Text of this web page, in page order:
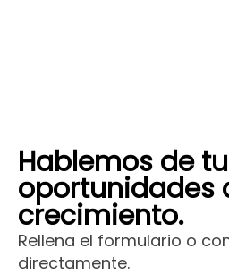
Hablemos de
oportunidades
crecimiento.
Rellena el formulario o
directamente.